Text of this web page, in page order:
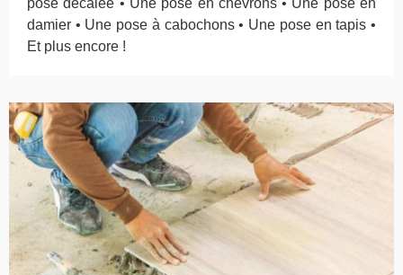
damier • Une pose à cabochons • Une pose en tapis •
Et plus encore !